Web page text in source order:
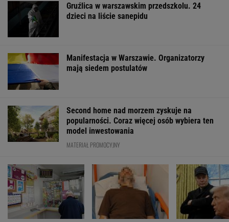
Gruźlica w warszawskim przedszkolu. 24
dzieci na liście sanepidu
Manifestacja w Warszawie. Organizatorzy
mają siedem postulatów
Second home nad morzem zyskuje na
popularności. Coraz więcej osób wybiera ten
model inwestowania
MATERIAŁ PROMOCYJNY